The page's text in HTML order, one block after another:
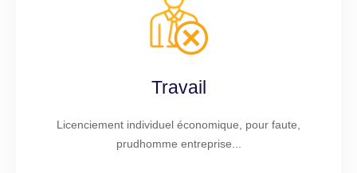
Travail
Licenciement individuel économique, pour faute,
prudhomme entreprise...